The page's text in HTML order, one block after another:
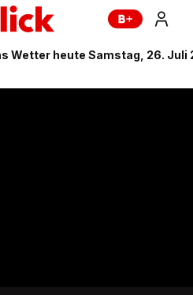
Wetter heute Samstag, 26. Juli